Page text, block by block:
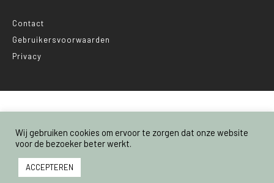
Contact
Gebruikersvoorwaarden
Privacy
© 2025 Nederland Voedselland
Wij gebruiken cookies om ervoor te zorgen dat onze website
voor de bezoeker beter werkt.
ACCEPTEREN